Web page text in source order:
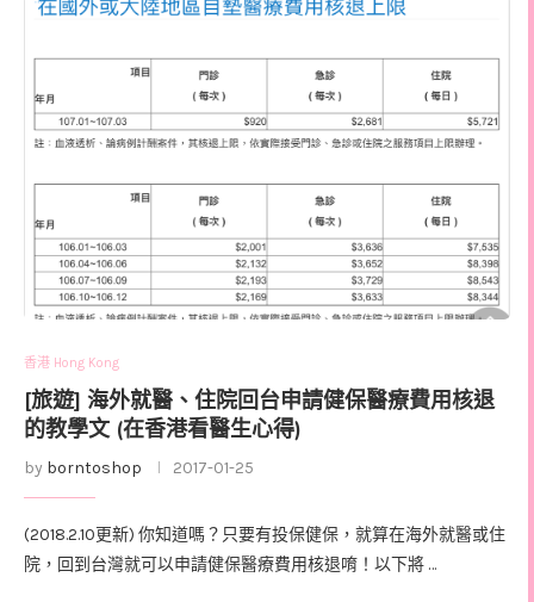
香港 Hong Kong
[旅遊] 海外就醫、住院回台申請健保醫療費用核退
的教學文 (在香港看醫生心得)
by borntoshop 2017-01-25
(2018.2.10更新) 你知道嗎？只要有投保健保，就算在海外就醫或住
院，回到台灣就可以申請健保醫療費用核退唷！以下將 …